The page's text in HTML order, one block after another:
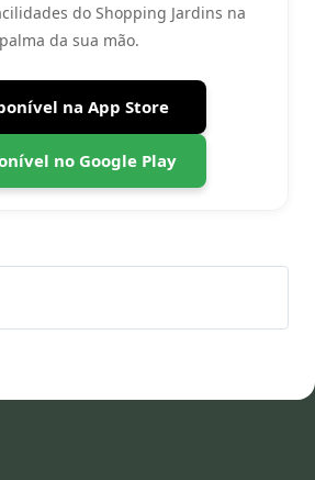
do Shopping Jardins na
palma da sua mão.
na App Store
no Google Play